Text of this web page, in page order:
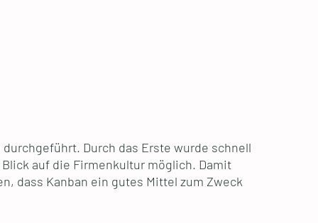
Durch das Erste wurde schnell
auf die Firmenkultur möglich. Damit
dass Kanban ein gutes Mittel zum Zweck